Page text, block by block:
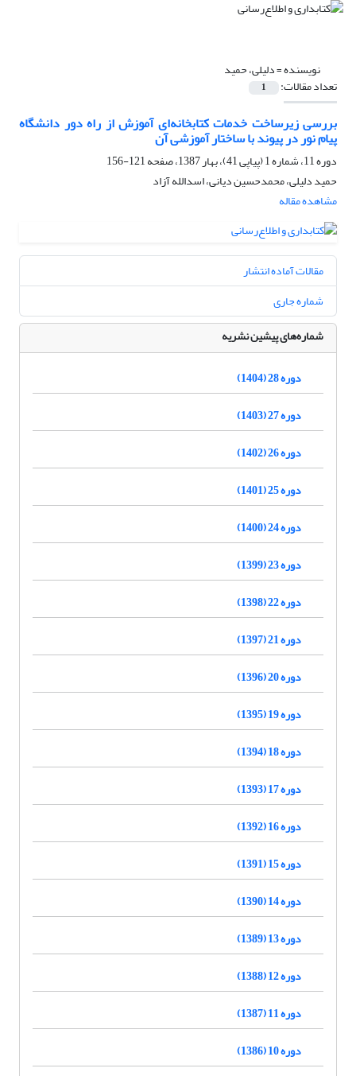
نویسنده =دلیلی، حمید
تعداد مقالات: 1
بررسی زیرساخت خدمات کتابخانه‌ای آموزش از راه دور دانشگاه
پیام نور در پیوند با ساختار آموزشی آن
دوره 11، شماره 1 (پیاپی 41)، بهار 1387، صفحه
121-156
حمید دلیلی، محمدحسین دیانی، اسدالله آزاد
مشاهده مقاله
مقالات آماده انتشار
شماره جاری
شماره‌های پیشین نشریه
دوره 28 (1404)
دوره 27 (1403)
دوره 26 (1402)
دوره 25 (1401)
دوره 24 (1400)
دوره 23 (1399)
دوره 22 (1398)
دوره 21 (1397)
دوره 20 (1396)
دوره 19 (1395)
دوره 18 (1394)
دوره 17 (1393)
دوره 16 (1392)
دوره 15 (1391)
دوره 14 (1390)
دوره 13 (1389)
دوره 12 (1388)
دوره 11 (1387)
دوره 10 (1386)